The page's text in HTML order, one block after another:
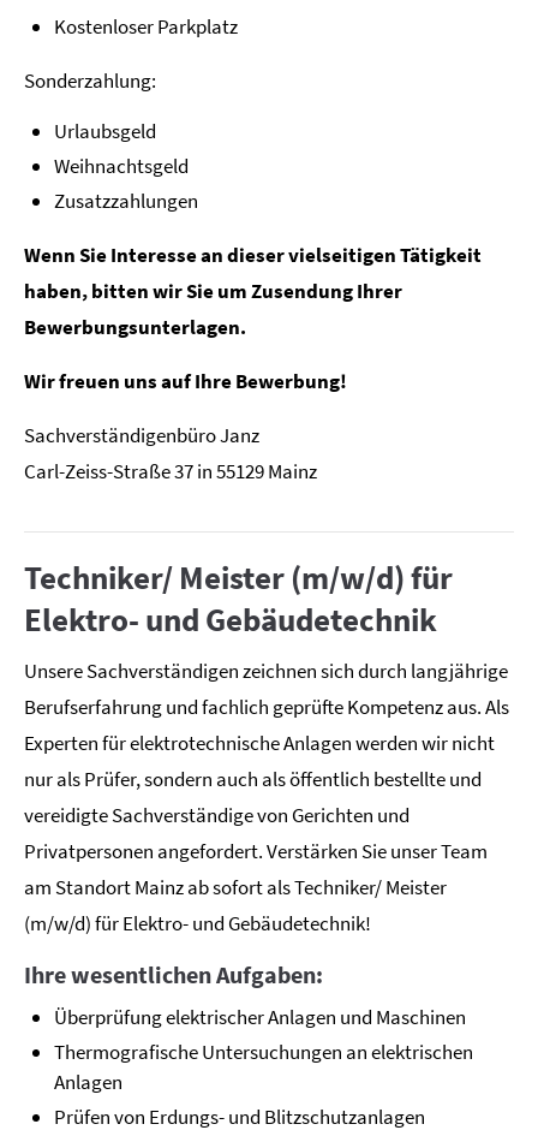
Kostenloser Parkplatz
Sonderzahlung:
Urlaubsgeld
Weihnachtsgeld
Zusatzzahlungen
Wenn Sie Interesse an dieser vielseitigen Tätigkeit
haben, bitten wir Sie um Zusendung Ihrer
Bewerbungsunterlagen.
Wir freuen uns auf Ihre Bewerbung!
Sachverständigenbüro Janz
Carl-Zeiss-Straße 37 in 55129 Mainz
Techniker/ Meister (m/w/d) für
Elektro- und Gebäudetechnik
Unsere Sachverständigen zeichnen sich durch langjährige
Berufserfahrung und fachlich geprüfte Kompetenz aus. Als
Experten für elektrotechnische Anlagen werden wir nicht
nur als Prüfer, sondern auch als öffentlich bestellte und
vereidigte Sachverständige von Gerichten und
Privatpersonen angefordert. Verstärken Sie unser Team
am Standort Mainz ab sofort als Techniker/ Meister
(m/w/d) für Elektro- und Gebäudetechnik!
Ihre wesentlichen Aufgaben:
Überprüfung elektrischer Anlagen und Maschinen
Thermografische Untersuchungen an elektrischen
Anlagen
Prüfen von Erdungs- und Blitzschutzanlagen